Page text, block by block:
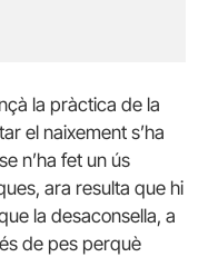
la pràctica de la
el naixement s’ha
n’ha fet un ús
ara resulta que hi
la desaconsella, a
de pes perquè